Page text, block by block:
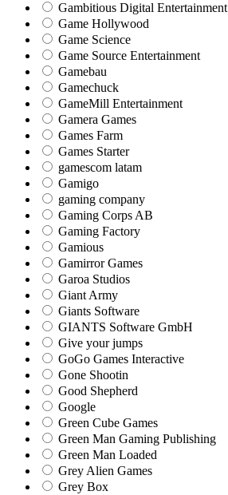
Gambitious Digital Entertainment
Game Hollywood
Game Science
Game Source Entertainment
Gamebau
Gamechuck
GameMill Entertainment
Gamera Games
Games Farm
Games Starter
gamescom latam
Gamigo
gaming company
Gaming Corps AB
Gaming Factory
Gamious
Gamirror Games
Garoa Studios
Giant Army
Giants Software
GIANTS Software GmbH
Give your jumps
GoGo Games Interactive
Gone Shootin
Good Shepherd
Google
Green Cube Games
Green Man Gaming Publishing
Green Man Loaded
Grey Alien Games
Grey Box